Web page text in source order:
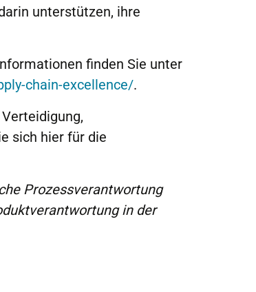
unterstützen, ihre
finden Sie unter
chain-excellence/.
sich hier für die
Prozessverantwortung
in der